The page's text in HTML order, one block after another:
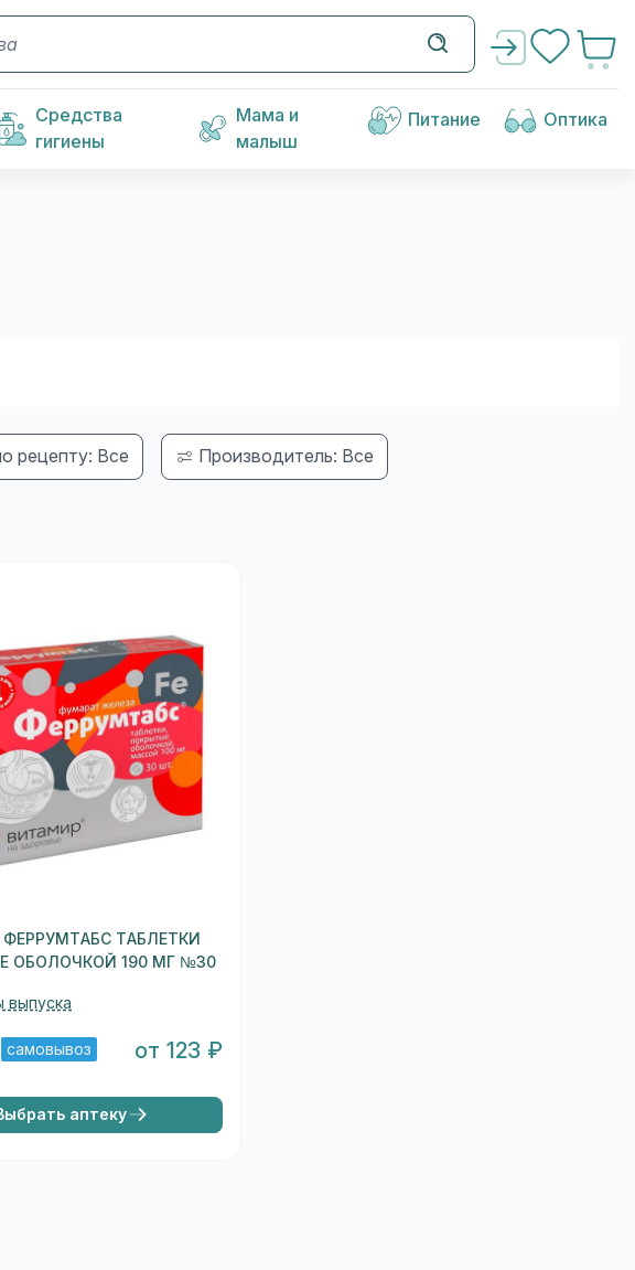
Средства
гигиены
Мама и
малыш
Питание Оптика
рецепту: Все Производитель: Все
ТАБЛЕТКИ
ОБОЛОЧКОЙ 190 МГ №30
выпуска
самовывоз от 123 ₽
аптеку